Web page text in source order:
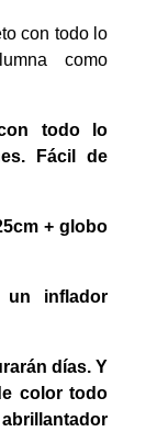
con todo lo
como
todo lo
Fácil de
+ globo
inflador
días. Y
color todo